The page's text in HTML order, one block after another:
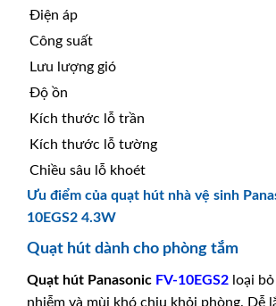
Điện áp
Công suất
Lưu lượng gió
Độ ồn
Kích thước lỗ trần
Kích thước lỗ tường
Chiều sâu lỗ khoét
Ưu điểm của quạt hút nhà vệ sinh
10EGS2 4.3W
Quạt hút dành cho phòng tắm
Quạt hút Panasonic FV-10EGS2 loại
nhiễm và mùi khó chịu khỏi phòng. Dễ